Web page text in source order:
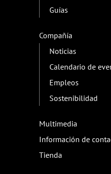
Guías
Compañía
Noticias
Calendario de
Empleos
Sostenibilidad
Multimedia
Información de
Tienda